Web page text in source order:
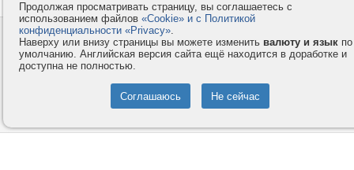
Контакты
Компания
Правила и условия
Форумы
Продолжая просматривать страницу, вы соглашаетесь с
использованием файлов «Cookie» и с Политикой
конфиденциальности «Privacy».
Наверху или внизу страницы вы можете изменить валюту и язык по
умолчанию. Английская версия сайта ещё находится в доработке и
доступна не полностью.